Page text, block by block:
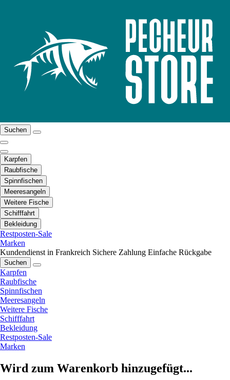
Suchen
Karpfen
Raubfische
Spinnfischen
Meeresangeln
Weitere Fische
Schifffahrt
Bekleidung
Restposten-Sale
Marken
Kundendienst in Frankreich Sichere Zahlung Einfache Rückgabe
Suchen
Karpfen
Raubfische
Spinnfischen
Meeresangeln
Weitere Fische
Schifffahrt
Bekleidung
Restposten-Sale
Marken
Wird zum Warenkorb hinzugefügt...